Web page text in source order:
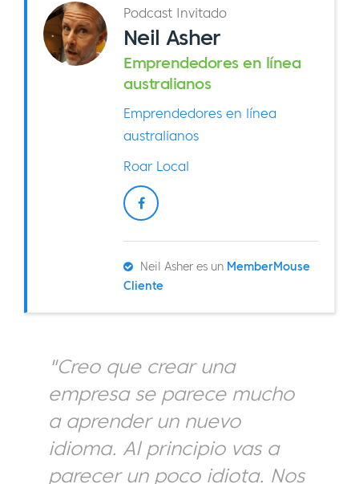
Podcast Invitado
Neil Asher
Emprendedores en línea
australianos
Emprendedores en línea
australianos
Roar Local
Neil Asher es un MemberMouse
Cliente
"Creo que crear una
empresa se parece mucho
a aprender un nuevo
idioma. Al principio vas a
parecer un poco idiota. Nos